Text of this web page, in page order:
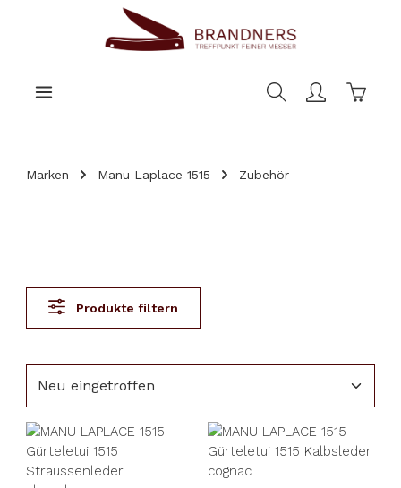
Marken Manu Laplace 1515 Zubehör
Produkte filtern